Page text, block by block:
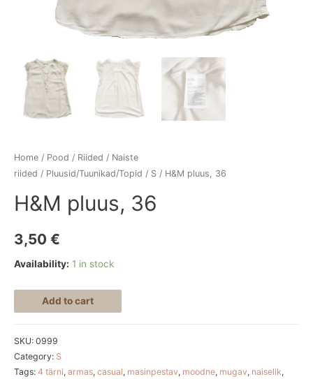
Home / Pood / Riided / Naiste
riided / Pluusid/Tuunikad/Topid / S / H&M pluus, 36
H&M pluus, 36
3,50 €
Availability: 1 in stock
Add to cart
SKU: 0999
Category: S
Tags: 4 tärni, armas, casual, masinpestav, moodne, mugav, naiselik,